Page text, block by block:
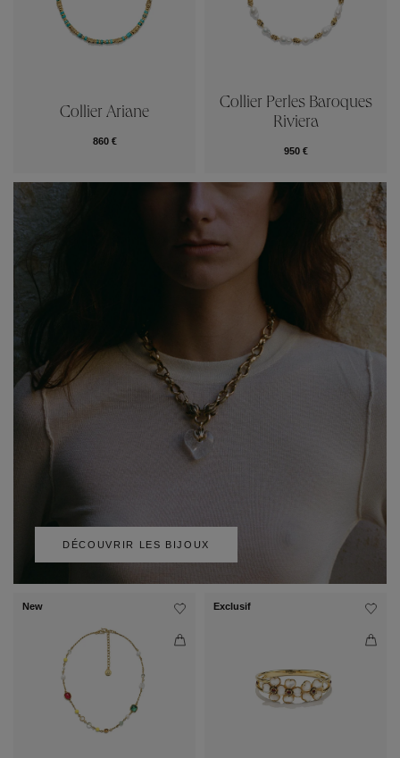
Collier Ariane
860 €
Collier Perles Baroques
Riviera
950 €
DÉCOUVRIR LES BIJOUX
New Exclusif